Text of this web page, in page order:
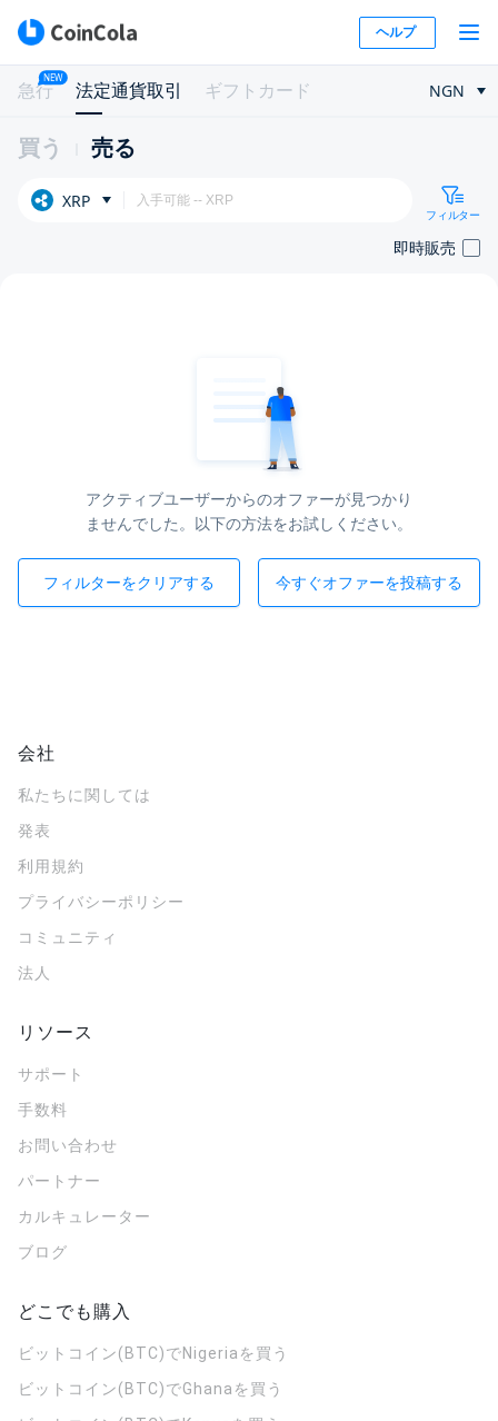
ヘルプ
急行
NEW
法定通貨取引 ギフトカード NGN
買う 売る
XRP
フィルター
即時販売
アクティブユーザーからのオファーが見つかり
ませんでした。以下の方法をお試しください。
フィルターをクリアする 今すぐオファーを投稿する
会社
私たちに関しては
発表
利用規約
プライバシーポリシー
コミュニティ
法人
リソース
サポート
手数料
お問い合わせ
パートナー
カルキュレーター
ブログ
どこでも購入
ビットコイン(BTC)でNigeriaを買う
ビットコイン(BTC)でGhanaを買う